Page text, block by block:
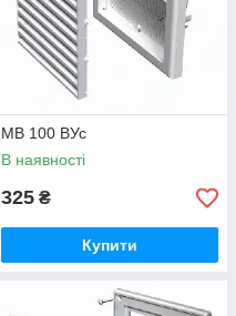
МВ 100 ВУс
В наявності
325 ₴
Купити